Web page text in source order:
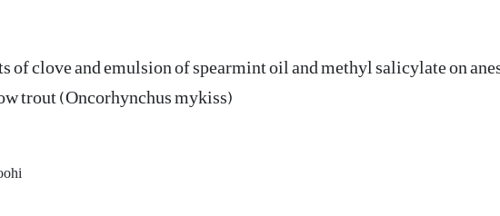
of clove and emulsion of spearmint oil and methyl salicylate on
trout (Oncorhynchus mykiss)